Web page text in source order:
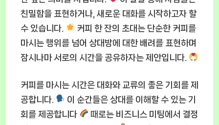
친밀함을 표현하거나, 새로운 대화를 시작하고자 할
수 있습니다.
커피 한 잔의 초대는 단순한 커피를
마시는 행위를 넘어 상대방에 대한 배려를 표현하며
잠시나마 서로의 시간을 공유하자는 제안입니다.
커피를 마시는 시간은 대화와 교류의 좋은 기회를 제
공합니다.
이 순간들은 상대를 이해할 수 있는 기
회를 제공합니다
때로는 비즈니스 미팅에서 결정